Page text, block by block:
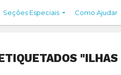
Seções Especiais Como Ajudar